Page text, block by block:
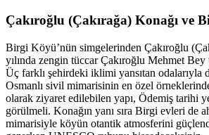
Çakıroğlu (Çakırağa) Konağı ve
Birgi Köyü’nün simgelerinden Çakıroğlu
yılında zengin tüccar Çakıroğlu Mehmet Bey
Üç farklı şehirdeki iklimi yansıtan odalarıyla
Osmanlı sivil mimarisinin en özel
olarak ziyaret edilebilen yapı, Ödemiş tarihi
görülmeli. Konağın yanı sıra Birgi evleri de
mimarisiyle köyün otantik atmosferini